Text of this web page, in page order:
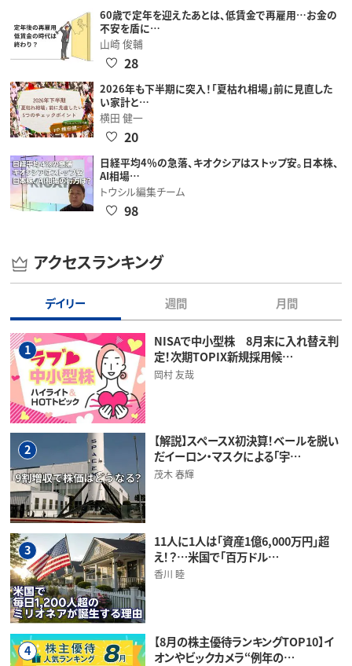
60歳で定年を迎えたあとは、低賃金で再雇用…お金の
不安を盾に…
山崎 俊輔
28
2026年も下半期に突入！「夏枯れ相場」前に見直した
い家計と…
横田 健一
20
日経平均4％の急落、キオクシアはストップ安。日本株、
AI相場…
トウシル編集チーム
98
アクセスランキング
デイリー 週間 月間
1
NISAで中小型株 8月末に入れ替え判
定！次期TOPIX新規採用候…
岡村 友哉
2
【解説】スペースX初決算！ベールを脱い
だイーロン・マスクによる「宇…
茂木 春輝
3
11人に1人は「資産1億6,000万円」超
え！？…米国で「百万ドル…
香川 睦
4
【8月の株主優待ランキングTOP10】イ
オンやビックカメラ“例年の…